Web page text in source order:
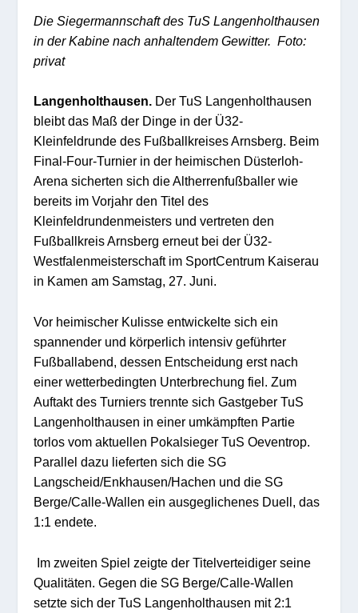
Die Siegermannschaft des TuS Langenholthausen
in der Kabine nach anhaltendem Gewitter. Foto:
privat
Langenholthausen. Der TuS Langenholthausen
bleibt das Maß der Dinge in der Ü32-
Kleinfeldrunde des Fußballkreises Arnsberg. Beim
Final-Four-Turnier in der heimischen Düsterloh-
Arena sicherten sich die Altherrenfußballer wie
bereits im Vorjahr den Titel des
Kleinfeldrundenmeisters und vertreten den
Fußballkreis Arnsberg erneut bei der Ü32-
Westfalenmeisterschaft im SportCentrum Kaiserau
in Kamen am Samstag, 27. Juni.
Vor heimischer Kulisse entwickelte sich ein
spannender und körperlich intensiv geführter
Fußballabend, dessen Entscheidung erst nach
einer wetterbedingten Unterbrechung fiel.Zum
Auftakt des Turniers trennte sich Gastgeber TuS
Langenholthausen in einer umkämpften Partie
torlosvom aktuellen Pokalsieger TuSOeventrop.
Parallel dazu lieferten sich die SG
Langscheid/Enkhausen/Hachen und die SG
Berge/Calle-Wallen ein ausgeglichenes Duell, das
1:1 endete.
Im zweiten Spiel zeigte der Titelverteidiger seine
Qualitäten. Gegen die SG Berge/Calle-Wallen
setzte sich der TuS Langenholthausen mit 2:1